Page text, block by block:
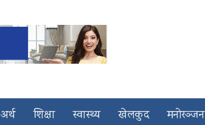
अर्थ शिक्षा स्वास्थ्य खेलकुद मनोरञ्जन